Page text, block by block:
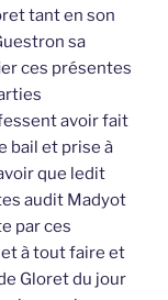
tant en son
sa
ces présentes
avoir fait
bail et prise à
que ledit
audit Madyot
par ces
à tout faire et
Gloret du jour